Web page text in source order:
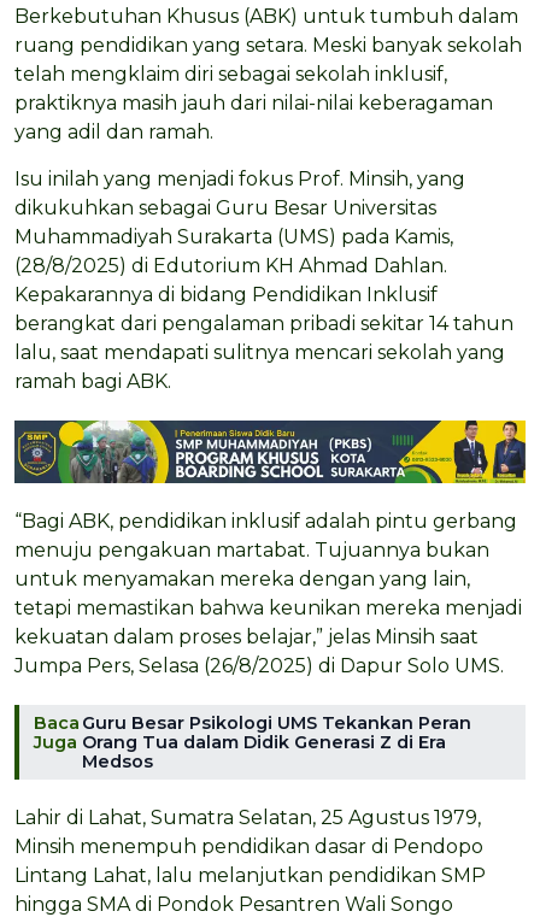
Berkebutuhan Khusus (ABK) untuk tumbuh dalam
ruang pendidikan yang setara. Meski banyak sekolah
telah mengklaim diri sebagai sekolah inklusif,
praktiknya masih jauh dari nilai-nilai keberagaman
yang adil dan ramah.
Isu inilah yang menjadi fokus Prof. Minsih, yang
dikukuhkan sebagai Guru Besar Universitas
Muhammadiyah Surakarta (UMS) pada Kamis,
(28/8/2025) di Edutorium KH Ahmad Dahlan.
Kepakarannya di bidang Pendidikan Inklusif
berangkat dari pengalaman pribadi sekitar 14 tahun
lalu, saat mendapati sulitnya mencari sekolah yang
ramah bagi ABK.
“Bagi ABK, pendidikan inklusif adalah pintu gerbang
menuju pengakuan martabat. Tujuannya bukan
untuk menyamakan mereka dengan yang lain,
tetapi memastikan bahwa keunikan mereka menjadi
kekuatan dalam proses belajar,” jelas Minsih saat
Jumpa Pers, Selasa (26/8/2025) di Dapur Solo UMS.
Baca
Juga
Guru Besar Psikologi UMS Tekankan Peran
Orang Tua dalam Didik Generasi Z di Era
Medsos
Lahir di Lahat, Sumatra Selatan, 25 Agustus 1979,
Minsih menempuh pendidikan dasar di Pendopo
Lintang Lahat, lalu melanjutkan pendidikan SMP
hingga SMA di Pondok Pesantren Wali Songo